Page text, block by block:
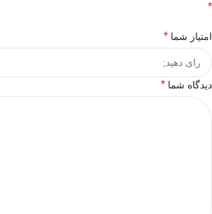
*
امتیاز شما *
دیدگاه شما *